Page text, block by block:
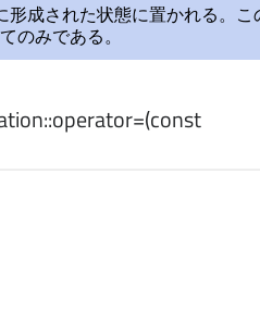
成された状態に置かれる。こ
のみである。
operator=(const